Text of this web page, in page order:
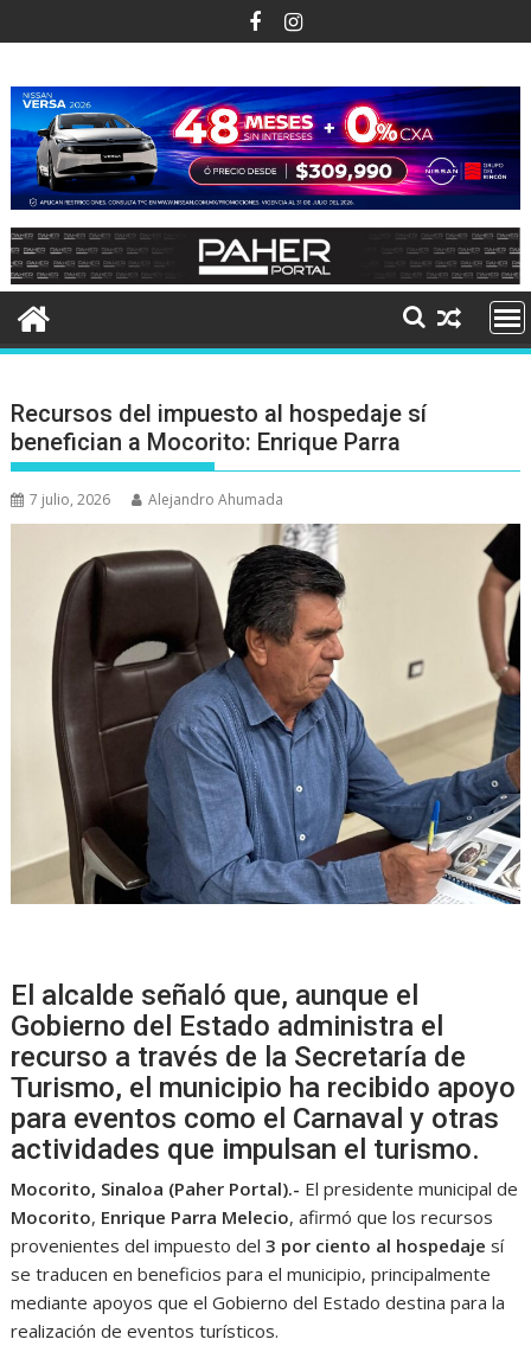
al
Recursos del impuesto al hospedaje sí
benefician a Mocorito: Enrique Parra
7 julio, 2026 Alejandro Ahumada
El alcalde señaló que, aunque el
Gobierno del Estado administra el
recurso a través de la Secretaría de
Turismo, el municipio ha recibido apoyo
para eventos como el Carnaval y otras
actividades que impulsan el turismo.
Mocorito, Sinaloa (Paher Portal).- El presidente municipal de
Mocorito, Enrique Parra Melecio, afirmó que los recursos
provenientes del impuesto del3 por ciento al hospedaje sí
se traducen en beneficios para el municipio, principalmente
mediante apoyos que el Gobierno del Estado destina para la
realización de eventos turísticos.